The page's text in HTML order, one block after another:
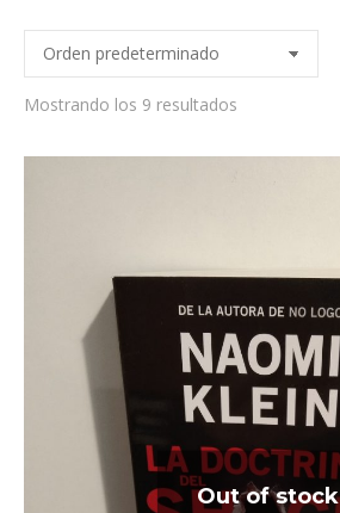
Mostrando los 9 resultados
Out of stock